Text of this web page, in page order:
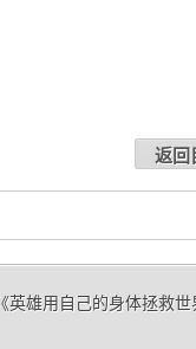
返回
《英雄用自己的身体拯救